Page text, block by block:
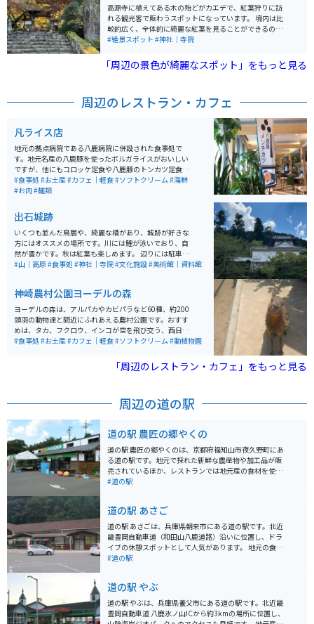
高源寺に植えてある木の殆どがカエデで、紅葉狩りに訪
れる観光客で賑わうスポットになっています。 境内は比
較的広く、全体的に綺麗な紅葉を見ることができるのが
魅力的です。 秋の紅葉狩りだけでなく、春夏に見られる
ます。 また、高源寺の入口前では屋台も出ており、丹波
の黒豆を買うことができたり、団子や焼鳥などを食べる
#絶景スポット #神社｜寺院
「周辺の景色が綺麗なスポット」をもっと見る
周辺のレストラン・カフェ
凡ライス店
地元の拠点病院である八鹿病院に併設された食事処で
す。地元名産の八鹿豚を使ったボルガライスがおいしい
ですが、他にもコロッケ定食や八鹿豚のトンカツ定食、
うどんやそばもあり、美味しいです。 しかも、お値段が
リーズナブルですので、オススメの穴場お食事スポット
#食事処 #お土産#カフェ｜軽食#ソフトクリーム#海鮮
#お肉#麺類
出石城跡
いくつも並んだ鳥居や、綺麗な橋があり、城跡が好きな
方にはオススメの場所です。川には鯉が泳いでおり、自
然が豊かです。秋は紅葉も楽しめます。 辺りには駐車
場、お土産屋さん、皿そば屋、軽食店なども豊富です。
#山｜高原#食事処 #神社｜寺院#文化施設#美術館｜資料館
神崎農村公園ヨーデルの森
ヨーデルの森は、アルパカやカビパラなど60種、約200
頭羽の動物達と間近にふれあえる農村公園です。おすす
めは、タカ、フクロウ、インコが空を飛び交う、西日本
最大級のバードパフォーマンスショーです。 パン作りや
で、沢山の種類の花が咲いています。お土産は、園内の
工房で作られたプリンが人気でソフトクリームも美味し
#食事処 #お土産#カフェ｜軽食#ソフトクリーム#動植物園
「周辺のレストラン・カフェ」をもっと見る
周辺の道の駅
道の駅 農匠の郷やくの
道の駅 農匠の郷やくのは、京都府福知山市夜久野町にあ
る道の駅です。地元で採れた新鮮な農産物や加工品が販
売されているほか、レストランでは地元産の食材を使っ
た料理が楽しめます。 バイクで訪れる際は、道の駅に隣
光スポットも点在しています。 農匠の郷やくのがある夜
久野町は、豊かな自然に囲まれた地域です。特産品とし
ては、夜久野そば、黒豆、山の芋などが知られていま
す。道の駅では、これらの特産品を使ったお土産も販売
されています。
#道の駅
道の駅 あさご
道の駅 あさごは、兵庫県朝来市にある道の駅です。北近
畿豊岡自動車道（和田山八鹿道路）沿いに位置し、ドラ
イブの休憩スポットとして人気があります。 地元の食材
を使ったレストランや、特産品を販売するショップがあ
朝来産のそばを使ったそばがきなど、ご当地グルメも充
実しています。バイクで訪れる場合は、駐車場も広々と
しているので安心です。 道の駅 あさごの周辺には、竹田
城跡や生野銀山など、観光スポットも点在しています。
#道の駅
道の駅 やぶ
道の駅 やぶは、兵庫県養父市にある道の駅です。北近畿
豊岡自動車道 八鹿氷ノ山ICから約3kmの場所に位置し、